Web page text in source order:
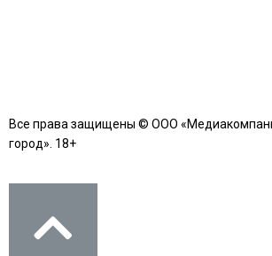
Все права защищены © ООО
город». 18+